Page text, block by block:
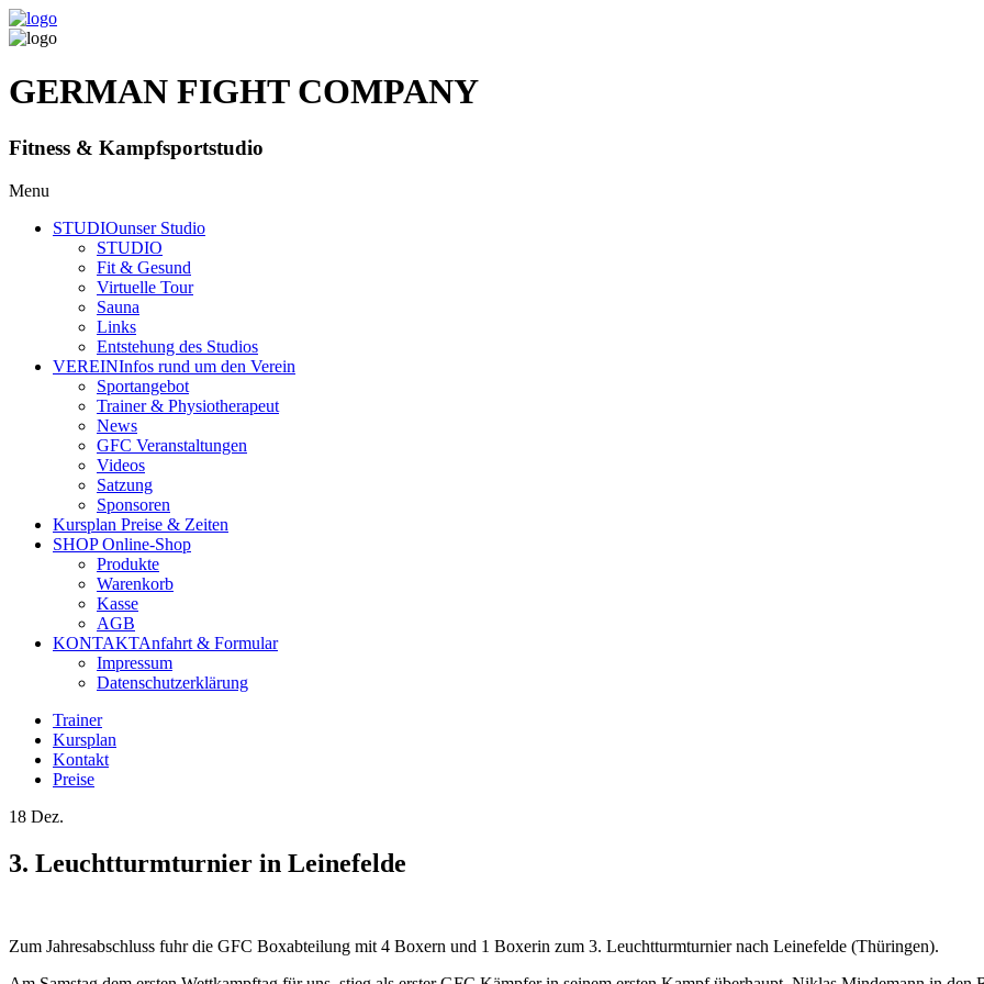
GERMAN FIGHT COMPANY
Fitness & Kampfsportstudio
Menu
STUDIOunser Studio
STUDIO
Fit & Gesund
Virtuelle Tour
Sauna
Links
Entstehung des Studios
VEREINInfos rund um den Verein
Sportangebot
Trainer& Physiotherapeut
News
GFC Veranstaltungen
Videos
Satzung
Sponsoren
Kursplan Preise & Zeiten
SHOPOnline-Shop
Produkte
Warenkorb
Kasse
AGB
KONTAKTAnfahrt & Formular
Impressum
Datenschutzerklärung
Trainer
Kursplan
Kontakt
Preise
18 Dez.
3. Leuchtturmturnier in Leinefelde
Zum Jahresabschluss fuhr die GFC Boxabteilung mit 4 Boxern und 1 Boxerin zum 3. Leuchtturmturnier nach Leinefelde (Thüringen).